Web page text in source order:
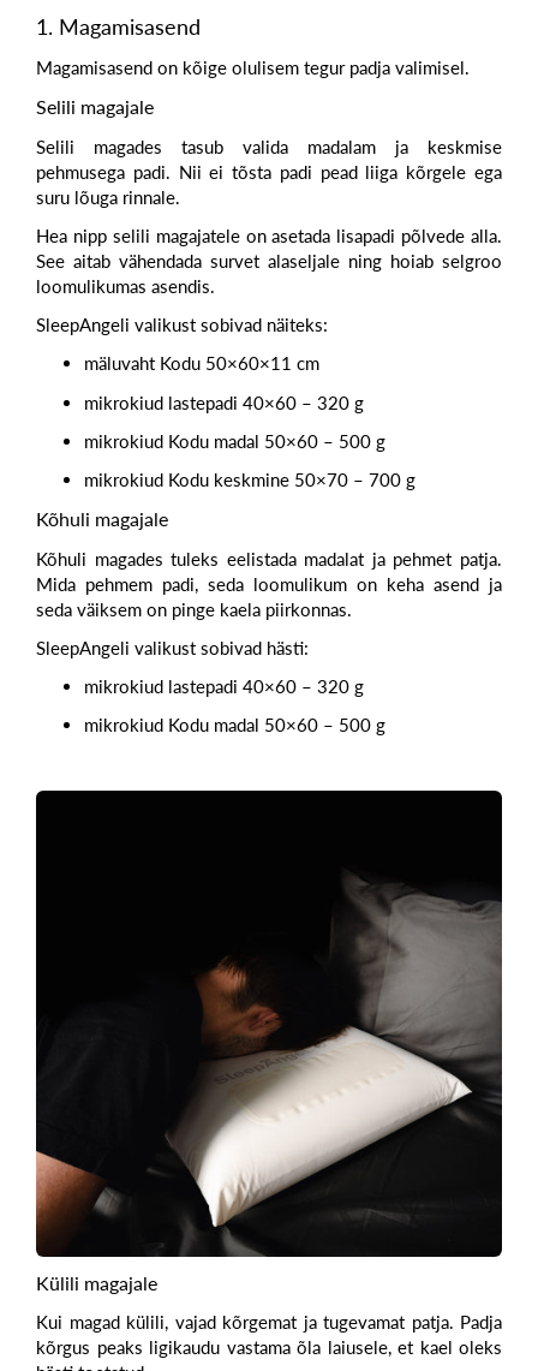
1. Magamisasend
Magamisasend on kõige olulisem tegur padja valimisel.
Selili magajale
Selili magades tasub valida madalam ja keskmise
pehmusega padi. Nii ei tõsta padi pead liiga kõrgele ega
suru lõuga rinnale.
Hea nipp selili magajatele on asetada lisapadi põlvede alla.
See aitab vähendada survet alaseljale ning hoiab selgroo
loomulikumas asendis.
SleepAngeli valikust sobivad näiteks:
mäluvaht Kodu 50×60×11 cm
mikrokiud lastepadi 40×60 – 320 g
mikrokiud Kodu madal 50×60 – 500 g
mikrokiud Kodu keskmine 50×70 – 700 g
Kõhuli magajale
Kõhuli magades tuleks eelistada madalat ja pehmet patja.
Mida pehmem padi, seda loomulikum on keha asend ja
seda väiksem on pinge kaela piirkonnas.
SleepAngeli valikust sobivad hästi:
mikrokiud lastepadi 40×60 – 320 g
mikrokiud Kodu madal 50×60 – 500 g
Külili magajale
Kui magad külili, vajad kõrgemat ja tugevamat patja. Padja
kõrgus peaks ligikaudu vastama õla laiusele, et kael oleks